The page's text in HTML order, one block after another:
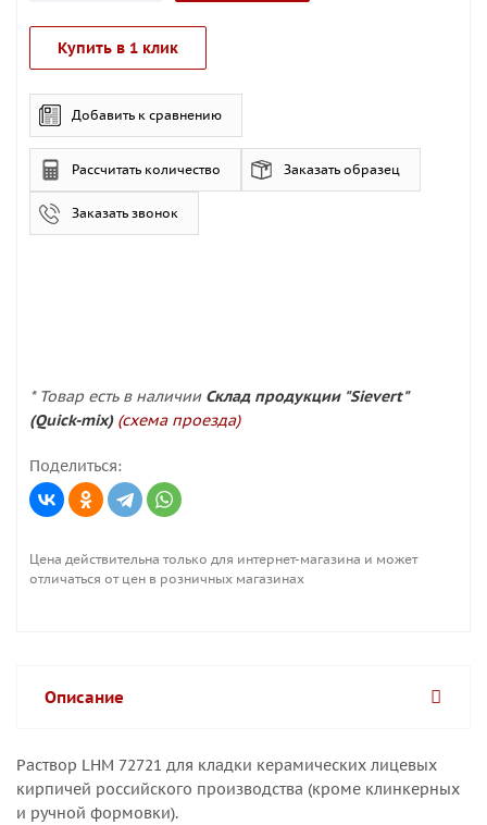
Купить в 1 клик
Добавить к сравнению
Рассчитать количество Заказать образец
Заказать звонок
* Товар есть в наличии Склад продукции "Sievert"
(Quick-mix) (схема проезда)
Поделиться:
Цена действительна только для интернет-магазина и может
отличаться от цен в розничных магазинах
Описание
Раствор LHM 72721 для кладки керамических лицевых
кирпичей российского производства (кроме клинкерных
и ручной формовки).